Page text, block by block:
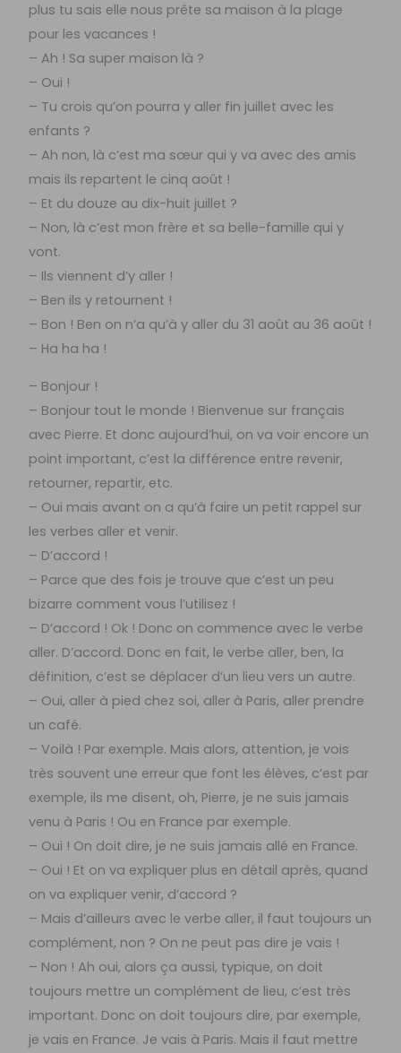
plus tu sais elle nous prête sa maison à la plage
pour les vacances !
– Ah ! Sa super maison là ?
– Oui !
– Tu crois qu’on pourra y aller fin juillet avec les
enfants ?
– Ah non, là c’est ma sœur qui y va avec des amis
mais ils repartent le cinq août !
– Et du douze au dix-huit juillet ?
– Non, là c’est mon frère et sa belle-famille qui y
vont.
– Ils viennent d’y aller !
– Ben ils y retournent !
– Bon ! Ben on n’a qu’à y aller du 31 août au 36 août !
– Ha ha ha !
– Bonjour !
– Bonjour tout le monde ! Bienvenue sur français
avec Pierre. Et donc aujourd’hui, on va voir encore un
point important, c’est la différence entre revenir,
retourner, repartir, etc.
– Oui mais avant on a qu’à faire un petit rappel sur
les verbes aller et venir.
– D’accord !
– Parce que des fois je trouve que c’est un peu
bizarre comment vous l’utilisez !
– D’accord ! Ok ! Donc on commence avec le verbe
aller. D’accord. Donc en fait, le verbe aller, ben, la
définition, c’est se déplacer d’un lieu vers un autre.
– Oui, aller à pied chez soi, aller à Paris, aller prendre
un café.
– Voilà ! Par exemple. Mais alors, attention, je vois
très souvent une erreur que font les élèves, c’est par
exemple, ils me disent, oh, Pierre, je ne suis jamais
venu à Paris ! Ou en France par exemple.
– Oui ! On doit dire, je ne suis jamais allé en France.
– Oui ! Et on va expliquer plus en détail après, quand
on va expliquer venir, d’accord ?
– Mais d’ailleurs avec le verbe aller, il faut toujours un
complément, non ? On ne peut pas dire je vais !
– Non ! Ah oui, alors ça aussi, typique, on doit
toujours mettre un complément de lieu, c’est très
important. Donc on doit toujours dire, par exemple,
je vais en France. Je vais à Paris. Mais il faut mettre